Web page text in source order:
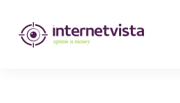
internetvista
Monitoring